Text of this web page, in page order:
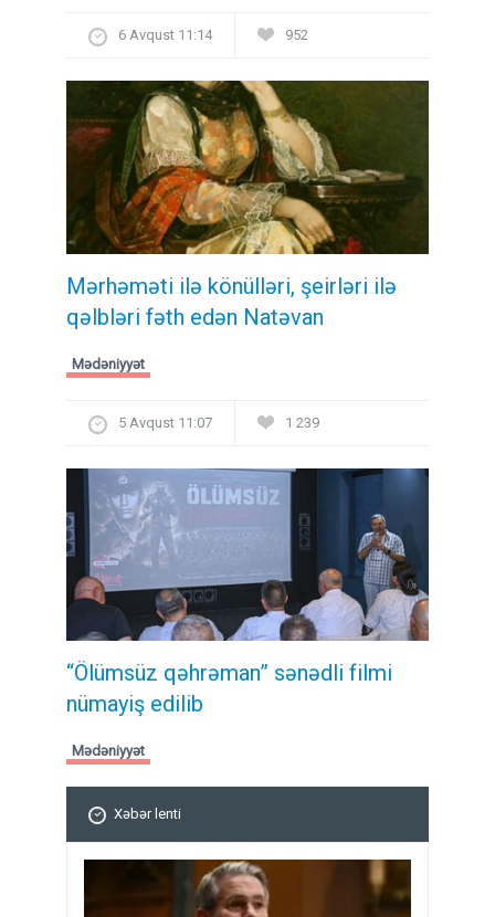
6 Avqust 11:14 952
Mərhəməti ilə könülləri, şeirləri ilə
qəlbləri fəth edən Natəvan
Mədəniyyət
5 Avqust 11:07 1 239
“Ölümsüz qəhrəman” sənədli filmi
nümayiş edilib
Mədəniyyət
Xəbər lenti